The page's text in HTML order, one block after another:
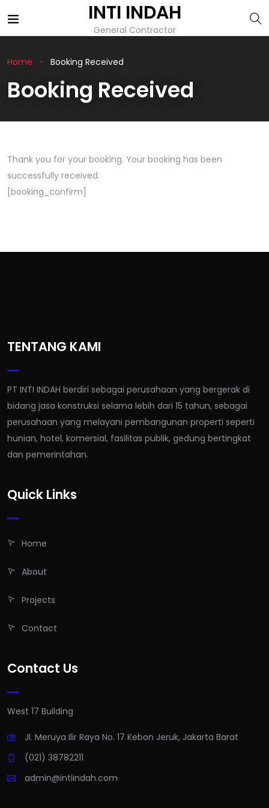
INTI INDAH
General Contractor
Home Booking Received
Booking Received
Thank you for your booking. Your booking has been
successfully received.
[booking_confirm]
TENTANG KAMI
PT INTI INDAH berdiri sebagai perusahaan yang bergerak di
bidang jasa konstruksi selama lebih dari 15 tahun, sebagai
perusahaan yang melayani pembangunan properti seperti
hunian, hotel, komersial, fasilitas publik, gedung bertingkat
dan pemerintahan.
Quick Links
Home
About
Projects
Contact
Contact Us
West 17 Building
Jl. Meruya Ilir Raya No. 17 Kebon Jeruk, Jakarta Barat
(021) 38782211
admin@intiindah.com